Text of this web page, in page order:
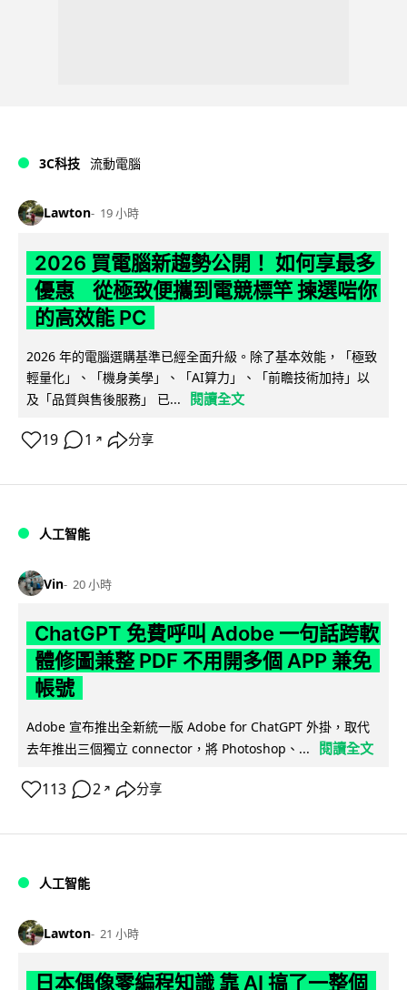
3C科技 流動電腦
Lawton 19 小時
2026 買電腦新趨勢公開！ 如何享最多
優惠 從極致便攜到電競標竿 揀選啱你
的高效能 PC
2026 年的電腦選購基準已經全面升級。除了基本效能，「極致
輕量化」、「機身美學」、「AI算力」、「前瞻技術加持」以
及「品質與售後服務」 已...
閱讀全文
19 1 ↗ 分享
人工智能
Vin 20 小時
ChatGPT 免費呼叫 Adobe 一句話跨軟
體修圖兼整 PDF 不用開多個 APP 兼免
帳號
Adobe 宣布推出全新統一版 Adobe for ChatGPT 外掛，取代
去年推出三個獨立 connector，將 Photoshop、...
閱讀全文
113 2 ↗ 分享
人工智能
Lawton 21 小時
日本偶像零編程知識 靠 AI 搞了一整個